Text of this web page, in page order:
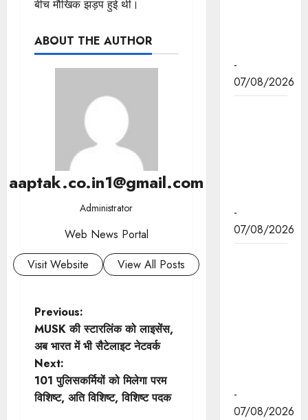
बीच मौखिक झड़प हुई थी।
ABOUT THE AUTHOR
aaptak.co.in1@gmail.com
Administrator
Web News Portal
Visit Website
View All Posts
P
o
s
t
Previous:
MUSK की स्टारलिंक को लाइसेंस,
अब भारत में भी सैटेलाइट नेटवर्क
Next:
101 पुलिसकर्मियों को मिलेगा परम
विशिष्ट, अति विशिष्ट, विशिष्ट पदक
-
07/08/2026
-
07/08/2026
-
07/08/2026